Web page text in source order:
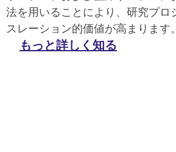
法を用いることにより、研究プロ
スレーション的価値が高まります。
もっと詳しく知る